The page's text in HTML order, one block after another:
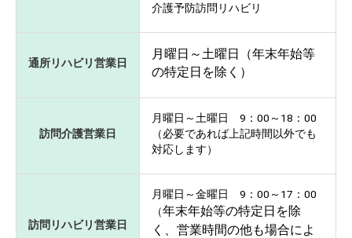
介護予防訪問リハビリ
通所リハビリ営業日
月曜日～土曜日（年末年始等
の特定日を除く）
訪問介護営業日
月曜日～土曜日 9：00～18：00
（必要であれば上記時間以外でも
対応します）
訪問リハビリ営業日
月曜日～金曜日 9：00～17：00
（年末年始等の特定日を除
く、営業時間の他も場合によ